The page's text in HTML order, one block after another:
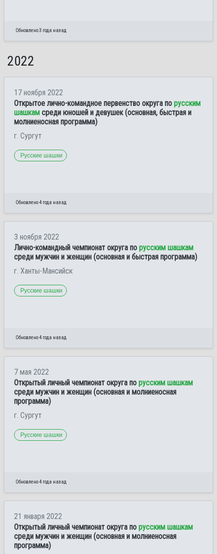
Обновлено 3 года назад
2022
17 ноября 2022
Открытое лично-командное первенство округа по русским
шашкам среди юношей и девушек (основная, быстрая и
молниеносная программа)
г. Сургут
Русские шашки
Обновлено 4 года назад
3 ноября 2022
Лично-командный чемпионат округа по русским шашкам
среди мужчин и женщин (основная и быстрая программа)
г. Ханты-Мансийск
Русские шашки
Обновлено 4 года назад
7 мая 2022
Открытый личный чемпионат округа по русским шашкам
среди мужчин и женщин (основная и молниеносная
программа)
г. Сургут
Русские шашки
Обновлено 4 года назад
21 января 2022
Открытый личный чемпионат округа по русским шашкам
среди мужчин и женщин (основная и молниеносная
программа)